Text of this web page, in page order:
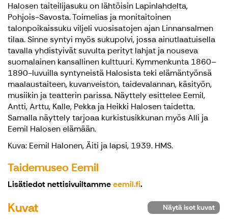
Halosen taiteilijasuku on lähtöisin Lapinlahdelta,
Pohjois-Savosta. Toimelias ja monitaitoinen
talonpoikaissuku viljeli vuosisatojen ajan Linnansalmen
tilaa. Sinne syntyi myös sukupolvi, jossa ainutlaatuisella
tavalla yhdistyivät suvulta perityt lahjat ja nouseva
suomalainen kansallinen kulttuuri. Kymmenkunta 1860–
1890-luvuilla syntyneistä Halosista teki elämäntyönsä
maalaustaiteen, kuvanveiston, taidevalannan, käsityön,
musiikin ja teatterin parissa. Näyttely esittelee Eemil,
Antti, Arttu, Kalle, Pekka ja Heikki Halosen taidetta.
Samalla näyttely tarjoaa kurkistusikkunan myös Alli ja
Eemil Halosen elämään.
Kuva: Eemil Halonen, Äiti ja lapsi, 1939. HMS.
Taidemuseo Eemil
Lisätiedot nettisivuiltammeeemil.fi.
Kuvat Näytä isot kuvat